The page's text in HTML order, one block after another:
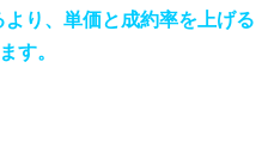
より、単価と成約率を上げる
す。